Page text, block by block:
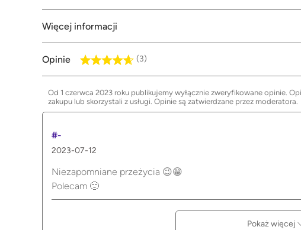
Więcej informacji
Opinie (3)
Od 1 czerwca 2023 roku publikujemy wyłącznie zweryfikowane opinie.
zakupu lub skorzystali z usługi. Opinie są zatwierdzane przez moderatora.
#-
2023-07-12
Niezapomniane przeżycia 😉😁
Polecam 🙂
Pokaż więcej